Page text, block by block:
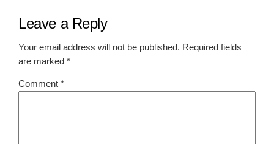
Leave a Reply
Your email address will not be published. Required fields
are marked*
Comment*